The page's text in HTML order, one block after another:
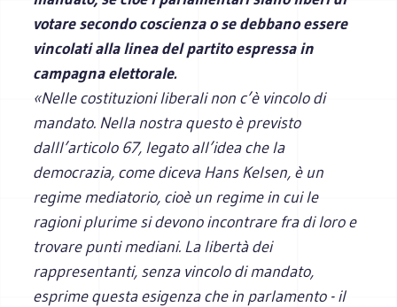
votare secondo coscienza o se debbano essere
vincolati alla linea del partito espressa in
campagna elettorale.
«Nelle costituzioni liberali non c’è vincolo di
mandato. Nella nostra questo è previsto
dalll’articolo 67, legato all’idea che la
democrazia, come diceva Hans Kelsen, è un
regime mediatorio, cioè un regime in cui le
ragioni plurime si devono incontrare fra di loro e
trovare punti mediani. La libertà dei
rappresentanti, senza vincolo di mandato,
esprime questa esigenza che in parlamento - il